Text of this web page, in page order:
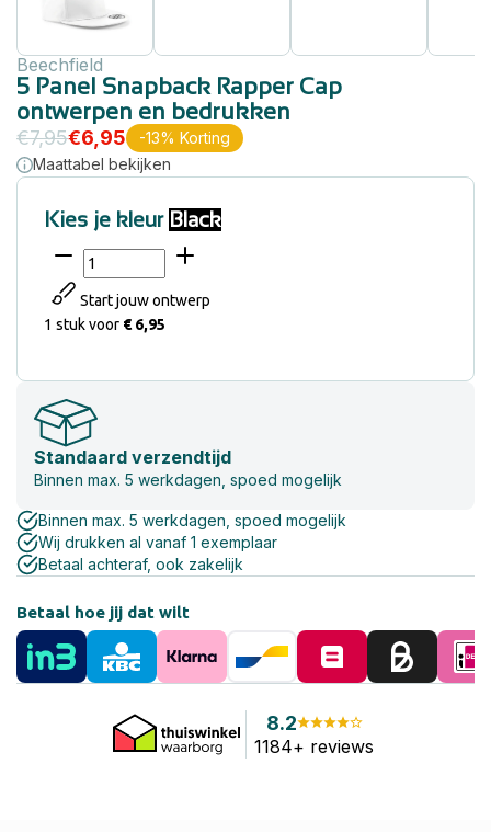
Beechfield
5 Panel Snapback Rapper Cap
ontwerpen en bedrukken
€7,95€6,95
-13% Korting
Maattabel bekijken
Kies je kleur Black
Start jouw ontwerp
1 stukvoor € 6,95
Standaard verzendtijd
Binnen max. 5 werkdagen, spoed mogelijk
Binnen max. 5 werkdagen, spoed mogelijk
Wij drukken al vanaf 1 exemplaar
Betaal achteraf, ook zakelijk
Betaal hoe jij dat wilt
8.2
1184+ reviews